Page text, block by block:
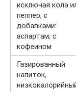
исключая кола
пеппер, с
добавками:
аспартам, с
кофеином
Газированный
напиток,